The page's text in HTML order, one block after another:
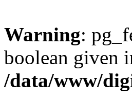
Warning:
boolean given
/data/www/